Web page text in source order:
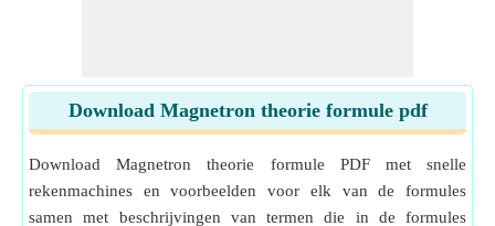
Download Magnetron theorie formule pdf
Download Magnetron theorie formule PDF met snelle
rekenmachines en voorbeelden voor elk van de formules
samen met beschrijvingen van termen die in de formules